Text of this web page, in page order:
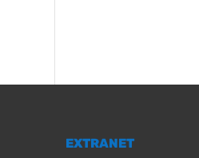
EXTRANET